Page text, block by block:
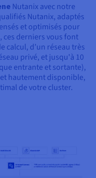
Nutanix avec notre
Nutanix, adaptés
et optimisés pour
derniers vous font
calcul, d’un réseau très
privé, et jusqu'à 10
entrante et sortante),
hautement disponible,
de votre cluster.